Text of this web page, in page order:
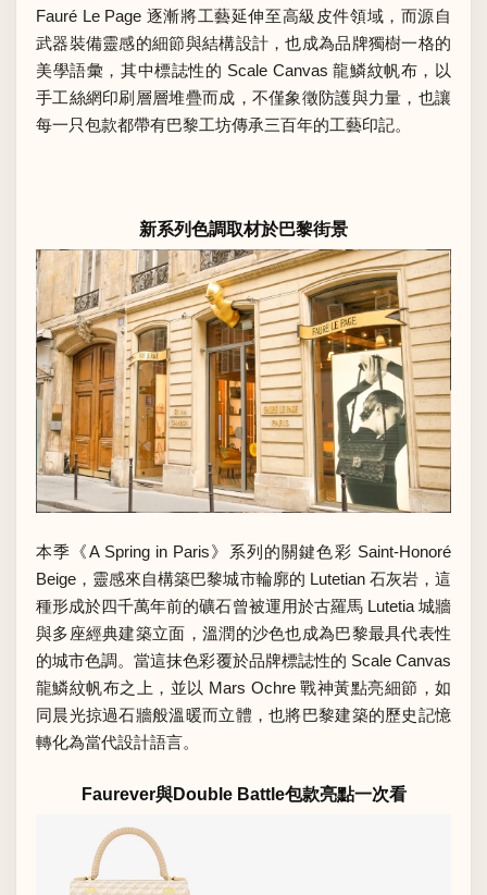
Fauré Le Page 逐漸將工藝延伸至高級皮件領域，而源自
武器裝備靈感的細節與結構設計，也成為品牌獨樹一格的
美學語彙，其中標誌性的 Scale Canvas 龍鱗紋帆布，以
手工絲網印刷層層堆疊而成，不僅象徵防護與力量，也讓
每一只包款都帶有巴黎工坊傳承三百年的工藝印記。
新系列色調取材於巴黎街景
本季《A Spring in Paris》系列的關鍵色彩 Saint-Honoré
Beige，靈感來自構築巴黎城市輪廓的 Lutetian 石灰岩，這
種形成於四千萬年前的礦石曾被運用於古羅馬 Lutetia 城牆
與多座經典建築立面，溫潤的沙色也成為巴黎最具代表性
的城市色調。當這抹色彩覆於品牌標誌性的 Scale Canvas
龍鱗紋帆布之上，並以 Mars Ochre 戰神黃點亮細節，如
同晨光掠過石牆般溫暖而立體，也將巴黎建築的歷史記憶
轉化為當代設計語言。
Faurever與Double Battle包款亮點一次看